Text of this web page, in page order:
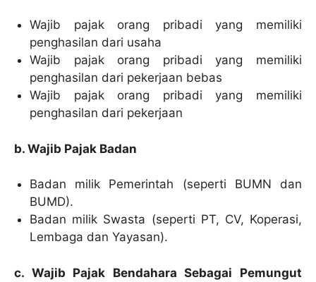
Wajib pajak orang pribadi yang memiliki
penghasilan dari usaha
Wajib pajak orang pribadi yang memiliki
penghasilan dari pekerjaan bebas
Wajib pajak orang pribadi yang memiliki
penghasilan dari pekerjaan
b. Wajib Pajak Badan
Badan milik Pemerintah (seperti BUMN dan
BUMD).
Badan milik Swasta (seperti PT, CV, Koperasi,
Lembaga dan Yayasan).
c. Wajib Pajak Bendahara Sebagai Pemungut